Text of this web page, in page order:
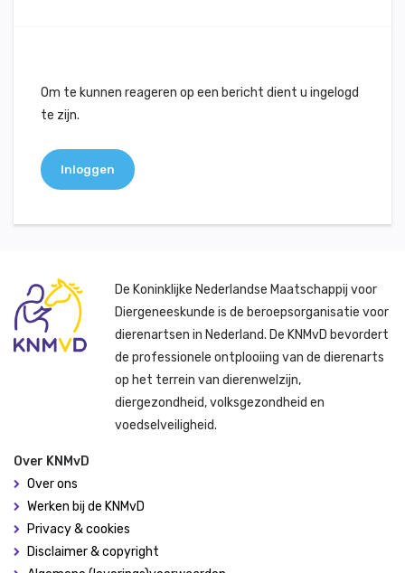
Om te kunnen reageren op een bericht dient u ingelogd
te zijn.
Inloggen
De Koninklijke Nederlandse Maatschappij voor
Diergeneeskunde is de beroepsorganisatie voor
dierenartsen in Nederland. De KNMvD bevordert
de professionele ontplooiing van de dierenarts
op het terrein van dierenwelzijn,
diergezondheid, volksgezondheid en
voedselveiligheid.
Over KNMvD
Over ons
Werken bij de KNMvD
Privacy & cookies
Disclaimer & copyright